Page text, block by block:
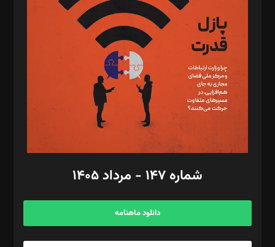
تحریریه‌: مجتبی محمود‌ی، آرش برهمند، یسنا امان‌پور، سروش کرمیان،
مصطفی مسجدی آرانی، ابوالفضل رجبی، زهرا فکرانه، فائزه فتحی
رستمی،مصطفی باستان
ویرایش: نگار استاد‌‌آقا
طراح یونیفرم: مجید توکلی
فیلمبرداری و عکاسی: امیر شفیعی، مانی لطفی زاده
گرافیک و صفحه‌آرایی: سید‌سبحان‌علی ثابت
مد‌یر توسعه تجاری: کامبیز برید‌
امور مالی: شاپور رهبری، محمد‌ کاظمی‌نیا
آگهی و مشترکین: ۰۹۱۹۹۹۹۰۴۵۴
شماره ۱۴۷ - مرداد ۱۴۰۵
دانلود ماهنامه